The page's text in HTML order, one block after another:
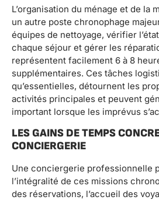
L’organisation du ménage et de la
un autre poste chronophage
équipes de nettoyage, vérifier
chaque séjour et gérer les
représentent facilement 6 à 8
supplémentaires. Ces tâches
qu’essentielles, détournent les
activités principales et peuvent
important lorsque les imprévus
LES GAINS DE TEMPS
CONCIERGERIE
Une conciergerie professionnelle
l’intégralité de ces missions
des réservations, l’accueil des